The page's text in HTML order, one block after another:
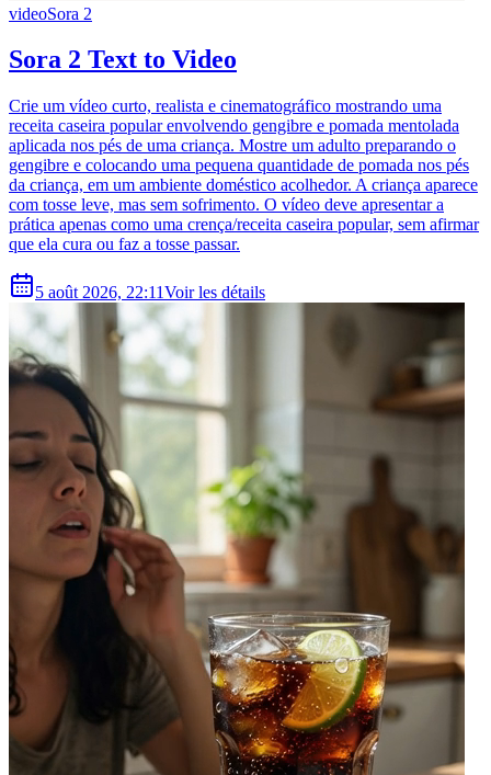
videoSora 2
Sora 2 Text to Video
Crie um vídeo curto, realista e cinematográfico mostrando uma
receita caseira popular envolvendo gengibre e pomada mentolada
aplicada nos pés de uma criança. Mostre um adulto preparando o
gengibre e colocando uma pequena quantidade de pomada nos pés
da criança, em um ambiente doméstico acolhedor. A criança aparece
com tosse leve, mas sem sofrimento. O vídeo deve apresentar a
prática apenas como uma crença/receita caseira popular, sem afirmar
que ela cura ou faz a tosse passar.
5 août 2026, 22:11Voir les détails